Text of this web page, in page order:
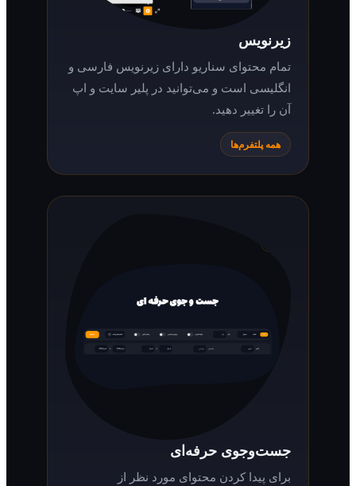
تمام محتوای سناریو دارای زیرنویس فارسی و
انگلیسی است و می‌توانید در پلیر سایت و اپ
آن را تغییر دهید.
همه پلتفرم‌ها
جست‌وجوی حرفه‌ای
برای پیدا کردن محتوای مورد نظر از